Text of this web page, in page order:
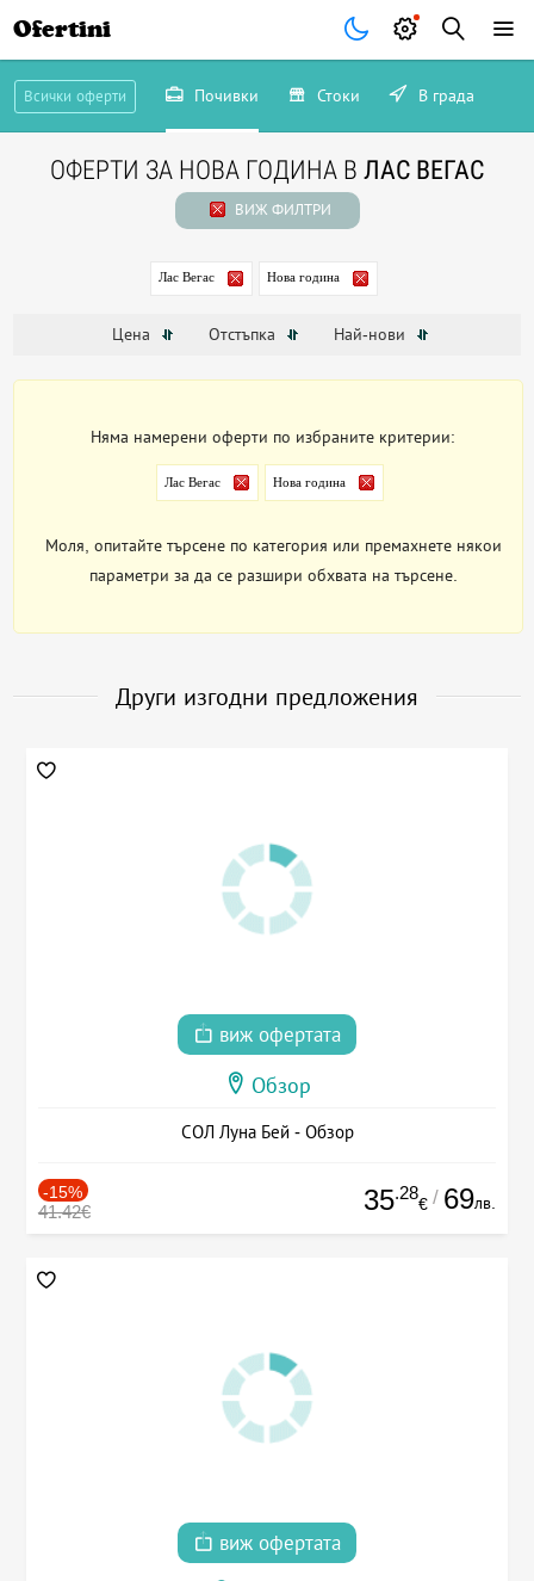
Ofertini
Всички оферти Почивки Стоки В града
ОФЕРТИ ЗА НОВА ГОДИНА В ЛАС ВЕГАС
ВИЖ ФИЛТРИ
Лас Вегас Нова година
Цена Отстъпка Най-нови
Няма намерени оферти по избраните критерии:
Лас Вегас Нова година
Моля, опитайте търсене по категория или премахнете някои
параметри за да се разшири обхвата на търсене.
Други изгодни предложения
виж офертата
Обзор
СОЛ Луна Бей - Обзор
-15%
41.42€ 35.28
€ / 69лв.
виж офертата